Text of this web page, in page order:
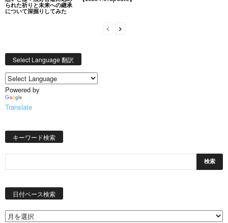
られた祈りと未来への継承
について深掘りしてみた
Select Language 翻訳
Powered by
Translate
キーワード検索
日付ベース検索